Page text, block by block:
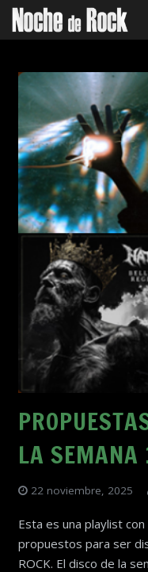
Categorías
Agenda
Foro
Contacto
Acerca de
LA
22 noviembre, 2025
Esta es una playlist
propuestos para ser
ROCK. El disco de la